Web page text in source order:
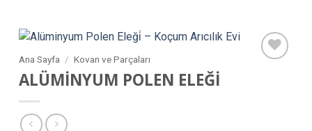
Ana Sayfa / Kovan ve Parçaları
ALÜMİNYUM POLEN ELEĞİ